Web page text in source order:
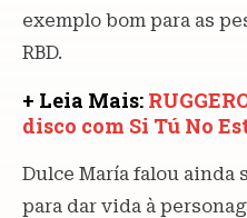
exemplo bom para as
RBD.
+ Leia Mais:
disco com Si Tú No
Dulce María falou ainda
para dar vida à